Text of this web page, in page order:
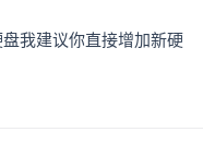
我建议你直接增加新硬